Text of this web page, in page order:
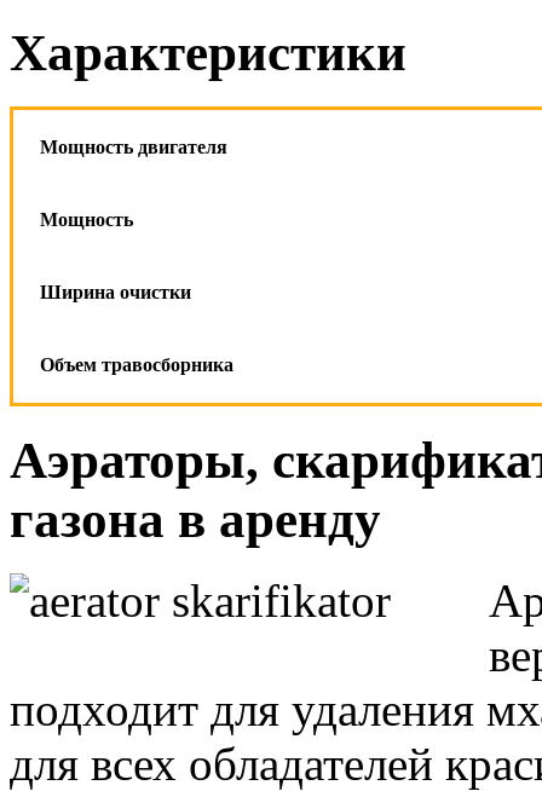
Характеристики
Мощность двигателя
Мощность
Ширина очистки
Объем травосборника
Аэраторы,
газона в аренду
подходит для удаления
для всех обладателей